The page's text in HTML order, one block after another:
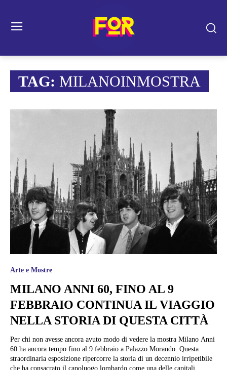
TAG: MILANOINMOSTRA
Arte e Mostre
MILANO ANNI 60, FINO AL 9
FEBBRAIO CONTINUA IL VIAGGIO
NELLA STORIA DI QUESTA CITTÀ
Per chi non avesse ancora avuto modo di vedere la mostra Milano Anni
60 ha ancora tempo fino al 9 febbraio a Palazzo Morando. Questa
straordinaria esposizione ripercorre la storia di un decennio irripetibile
che ha consacrato il capoluogo lombardo come una delle capitali